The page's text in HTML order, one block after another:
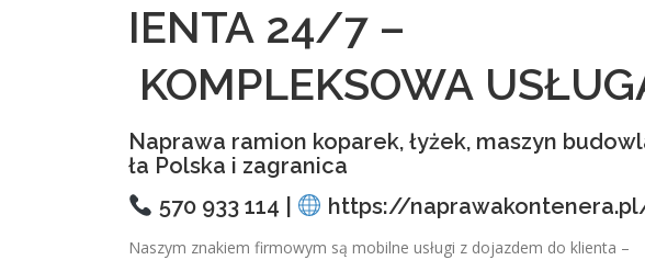
IENTA 24/7 –
KOMPLEKSOWA
Naprawa ramion koparek, łyżek, maszyn
ła Polska i zagranica
570 933 114 |
https://
Naszym znakiem firmowym są mobilne usługi z dojazdem do klienta –